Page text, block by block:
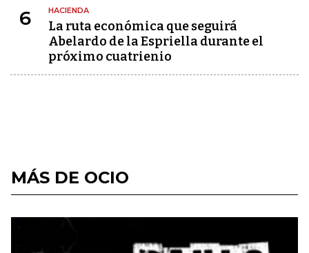
6 HACIENDA
La ruta económica que seguirá
Abelardo de la Espriella durante el
próximo cuatrienio
MÁS DE OCIO